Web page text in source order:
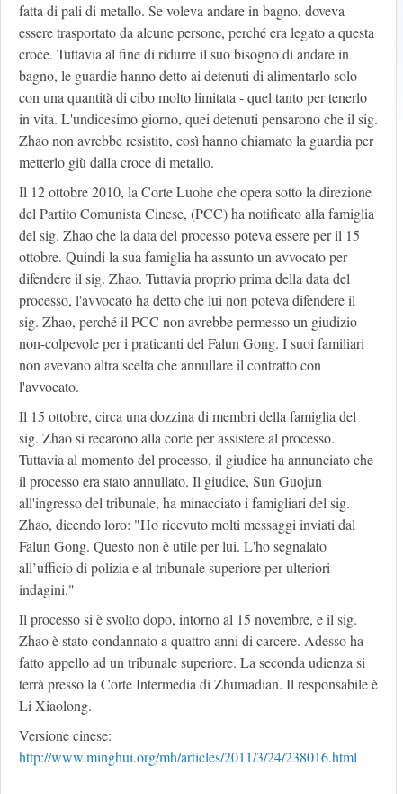
fatta di pali di metallo. Se voleva andare in bagno, doveva
essere trasportato da alcune persone, perché era legato a questa
croce. Tuttavia al fine di ridurre il suo bisogno di andare in
bagno, le guardie hanno detto ai detenuti di alimentarlo solo
con una quantità di cibo molto limitata - quel tanto per tenerlo
in vita. L'undicesimo giorno, quei detenuti pensarono che il sig.
Zhao non avrebbe resistito, così hanno chiamato la guardia per
metterlo giù dalla croce di metallo.
Il 12 ottobre 2010, la Corte Luohe che opera sotto la direzione
del Partito Comunista Cinese, (PCC) ha notificato alla famiglia
del sig. Zhao che la data del processo poteva essere per il 15
ottobre. Quindi la sua famiglia ha assunto un avvocato per
difendere il sig. Zhao. Tuttavia proprio prima della data del
processo, l'avvocato ha detto che lui non poteva difendere il
sig. Zhao, perché il PCC non avrebbe permesso un giudizio
non-colpevole per i praticanti del Falun Gong. I suoi familiari
non avevano altra scelta che annullare il contratto con
l'avvocato.
Il 15 ottobre, circa una dozzina di membri della famiglia del
sig. Zhao si recarono alla corte per assistere al processo.
Tuttavia al momento del processo, il giudice ha annunciato che
il processo era stato annullato. Il giudice, Sun Guojun
all'ingresso del tribunale, ha minacciato i famigliari del sig.
Zhao, dicendo loro: "Ho ricevuto molti messaggi inviati dal
Falun Gong. Questo non è utile per lui. L'ho segnalato
all’ufficio di polizia e al tribunale superiore per ulteriori
indagini."
Il processo si è svolto dopo, intorno al 15 novembre, e il sig.
Zhao è stato condannato a quattro anni di carcere. Adesso ha
fatto appello ad un tribunale superiore. La seconda udienza si
terrà presso la Corte Intermedia di Zhumadian. Il responsabile è
Li Xiaolong.
Versione cinese:
http://www.minghui.org/mh/articles/2011/3/24/238016.html